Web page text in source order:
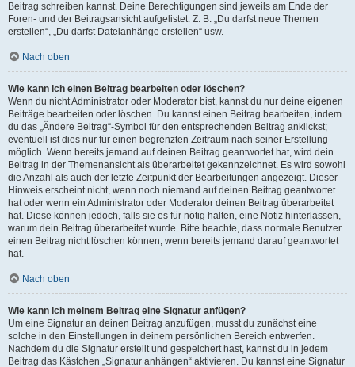
Beitrag schreiben kannst. Deine Berechtigungen sind jeweils am Ende der
Foren- und der Beitragsansicht aufgelistet. Z. B. „Du darfst neue Themen
erstellen“, „Du darfst Dateianhänge erstellen“ usw.
Nach oben
Wie kann ich einen Beitrag bearbeiten oder löschen?
Wenn du nicht Administrator oder Moderator bist, kannst du nur deine eigenen
Beiträge bearbeiten oder löschen. Du kannst einen Beitrag bearbeiten, indem
du das „Ändere Beitrag“-Symbol für den entsprechenden Beitrag anklickst;
eventuell ist dies nur für einen begrenzten Zeitraum nach seiner Erstellung
möglich. Wenn bereits jemand auf deinen Beitrag geantwortet hat, wird dein
Beitrag in der Themenansicht als überarbeitet gekennzeichnet. Es wird sowohl
die Anzahl als auch der letzte Zeitpunkt der Bearbeitungen angezeigt. Dieser
Hinweis erscheint nicht, wenn noch niemand auf deinen Beitrag geantwortet
hat oder wenn ein Administrator oder Moderator deinen Beitrag überarbeitet
hat. Diese können jedoch, falls sie es für nötig halten, eine Notiz hinterlassen,
warum dein Beitrag überarbeitet wurde. Bitte beachte, dass normale Benutzer
einen Beitrag nicht löschen können, wenn bereits jemand darauf geantwortet
hat.
Nach oben
Wie kann ich meinem Beitrag eine Signatur anfügen?
Um eine Signatur an deinen Beitrag anzufügen, musst du zunächst eine
solche in den Einstellungen in deinem persönlichen Bereich entwerfen.
Nachdem du die Signatur erstellt und gespeichert hast, kannst du in jedem
Beitrag das Kästchen „Signatur anhängen“ aktivieren. Du kannst eine Signatur